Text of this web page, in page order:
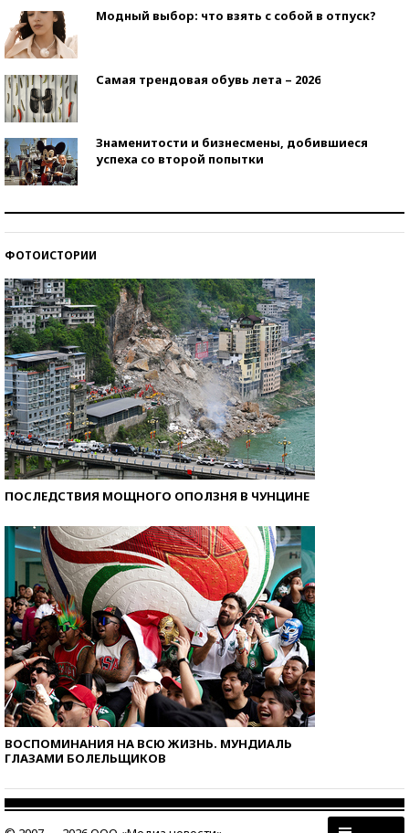
Модный выбор: что взять с собой в отпуск?
Самая трендовая обувь лета – 2026
Знаменитости и бизнесмены, добившиеся
успеха со второй попытки
ФОТОИСТОРИИ
ПОСЛЕДСТВИЯ МОЩНОГО ОПОЛЗНЯ В ЧУНЦИНЕ
ВОСПОМИНАНИЯ НА ВСЮ ЖИЗНЬ. МУНДИАЛЬ
ГЛАЗАМИ БОЛЕЛЬЩИКОВ